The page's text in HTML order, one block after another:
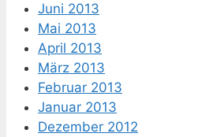
Juni 2013
Mai 2013
April 2013
März 2013
Februar 2013
Januar 2013
Dezember 2012